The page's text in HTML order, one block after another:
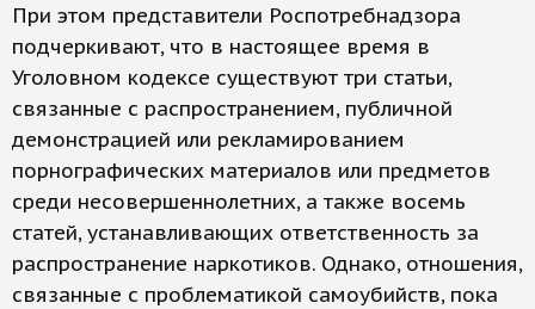
При этом представители Роспотребнадзора
подчеркивают, что в настоящее время в
Уголовном кодексе существуют три статьи,
связанные с распространением, публичной
демонстрацией или рекламированием
порнографических материалов или предметов
среди несовершеннолетних, а также восемь
статей, устанавливающих ответственность за
распространение наркотиков. Однако, отношения,
связанные с проблематикой самоубийств, пока